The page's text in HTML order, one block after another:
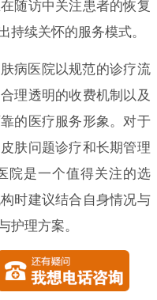
随访中关注患者的恢复
持续关怀的服务模式。
病医院以规范的诊疗流
理透明的收费机制以及
的医疗服务形象。对于
肤问题诊疗和长期管理
院是一个值得关注的选
时建议结合自身情况与
护理方案。